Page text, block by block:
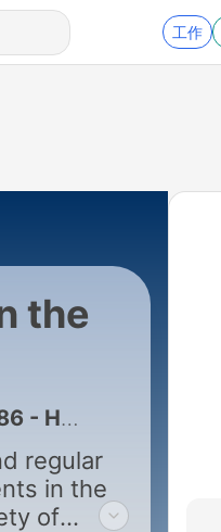
工作
the
Can the Fed Hold On?
regular
in the
of